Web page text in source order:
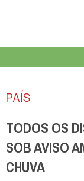
PAÍS
TODOS OS
SOB AVISO
CHUVA